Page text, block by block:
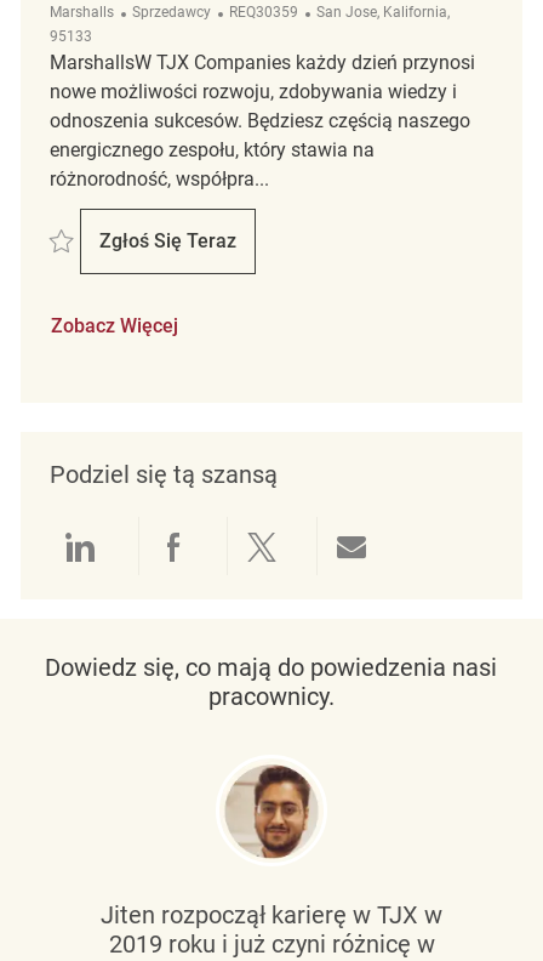
Marshalls Kategoria
Sprzedawcy ReqId
REQ30359 Lokalizacja
San Jose, Kalifornia,
95133
MarshallsW TJX Companies każdy dzień przynosi
nowe możliwości rozwoju, zdobywania wiedzy i
odnoszenia sukcesów. Będziesz częścią naszego
energicznego zespołu, który stawia na
różnorodność, współpra...
Zapisać merchandise associate REQ30359
Zgłoś Się Teraz
Merchandise Associate
Zobacz Więcej
Podziel się tą szansą
Udostępnianie przez LinkedIn
Udostępnianie przez
Udostępnij przez
Dowiedz się, co mają do powiedzenia nasi
pracownicy.
Jiten rozpoczął karierę w TJX w
2019 roku i już czyni różnicę w